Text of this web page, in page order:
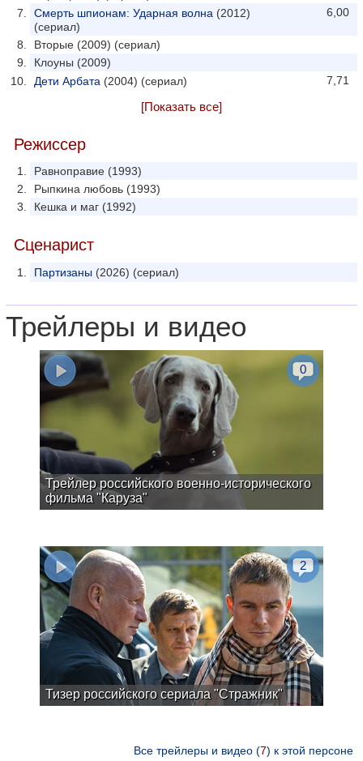
6,00
Смерть шпионам: Ударная волна (2012)
(сериал)
Вторые (2009) (сериал)
Клоуны (2009)
7,71
Дети Арбата (2004) (сериал)
[Показать все]
Режиссер
Равноправие (1993)
Рыпкина любовь (1993)
Кешка и маг (1992)
Сценарист
Партизаны (2026) (сериал)
Трейлеры и видео
Трейлер российского военно-исторического
фильма "Каруза"
0
Тизер российского сериала "Стражник"
2
Все трейлеры и видео (7) к этой персоне